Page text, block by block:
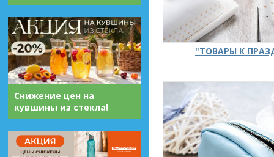
Снижение цен на
кувшины из стекла!
"ТОВАРЫ К